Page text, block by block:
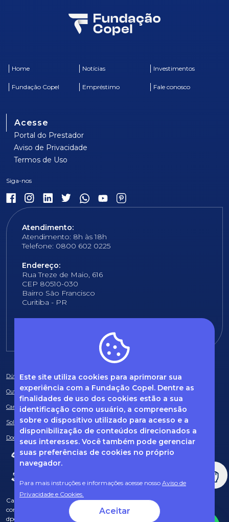
Este site utiliza cookies para aprimorar sua
experiência com a Fundação Copel. Dentre as
finalidades de uso dos cookies estão a sua
identificação como usuário, a compreensão
sobre o dispositivo utilizado para acesso e a
disponibilização de conteúdos direcionados a
seus interesses. Você também pode gerenciar
suas preferências de cookies no próprio
navegador.
Para mais instruções e informações acesse nosso Aviso de
Privacidade e Cookies.
Aceitar
Home Notícias Investimentos
Fundação Copel Empréstimo Fale conosco
Acesse
Portal do Prestador
Aviso de Privacidade
Termos de Uso
Atendimento:
Atendimento: 8h às 18h
Telefone: 0800 602 0225
Endereço:
Rua Treze de Maio, 616
CEP 80510-030
Bairro São Francisco
Curitiba - PR
Dúvidas frequentes
Ouvidoria
Canal de Denúncias
Solicitação de informações
Documentos obrigatórios
Caso tenha dúvidas sobre Privacidade de Dados e LGPD, entre em
contato com o nosso DPO (encarregado de dados) via e-mail:
dpo@fcopel.org.br